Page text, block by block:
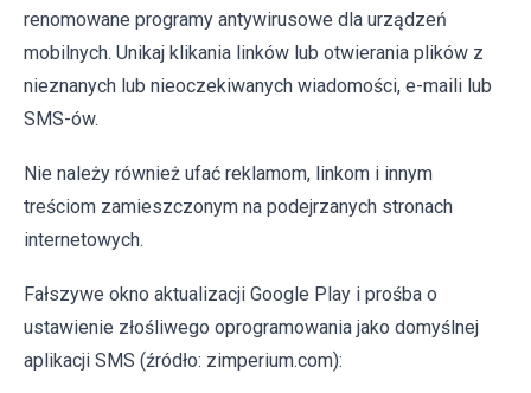
renomowane programy antywirusowe dla urządzeń
mobilnych. Unikaj klikania linków lub otwierania plików z
nieznanych lub nieoczekiwanych wiadomości, e-maili lub
SMS-ów.
Nie należy również ufać reklamom, linkom i innym
treściom zamieszczonym na podejrzanych stronach
internetowych.
Fałszywe okno aktualizacji Google Play i prośba o
ustawienie złośliwego oprogramowania jako domyślnej
aplikacji SMS (źródło: zimperium.com):